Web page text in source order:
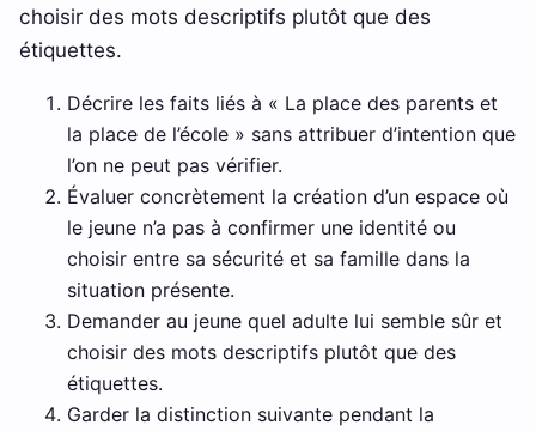
choisir des mots descriptifs plutôt que des
étiquettes.
Décrire les faits liés à « La place des parents et
la place de l’école » sans attribuer d’intention que
l’on ne peut pas vérifier.
Évaluer concrètement la création d’un espace où
le jeune n’a pas à confirmer une identité ou
choisir entre sa sécurité et sa famille dans la
situation présente.
Demander au jeune quel adulte lui semble sûr et
choisir des mots descriptifs plutôt que des
étiquettes.
Garder la distinction suivante pendant la